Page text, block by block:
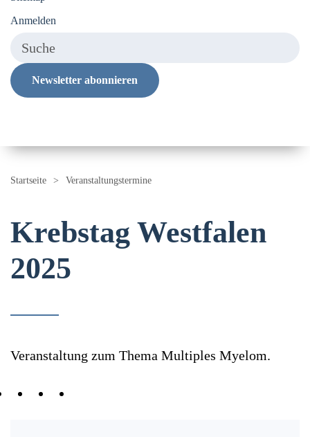
Anmelden
Newsletter abonnieren
Startseite Veranstaltungstermine
Krebstag Westfalen
2025
Veranstaltung zum Thema Multiples Myelom.